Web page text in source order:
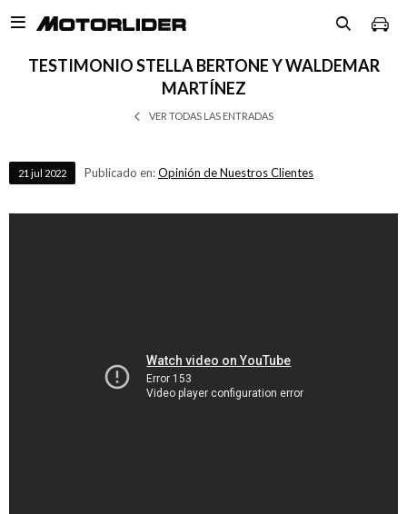

TESTIMONIO STELLA BERTONE Y WALDEMAR
MARTÍNEZ
VER TODAS LAS ENTRADAS
21 jul 2022 Publicado en:Opinión de Nuestros Clientes